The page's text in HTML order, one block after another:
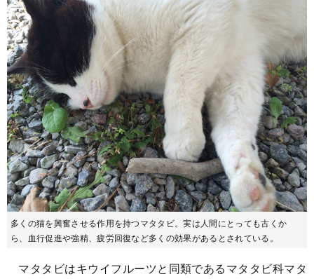
多くの猫を興奮させる作用を持つマタタビ。実は人間にとっても古くか
ら、血行促進や強精、疲労回復など多くの効果があるとされている。
マタタビはキウイフルーツと同類であるマタタビ科マタ